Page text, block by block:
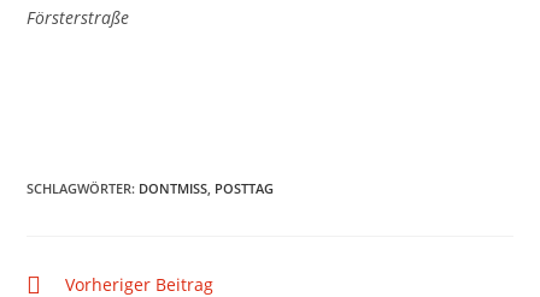
Försterstraße
SCHLAGWÖRTER: DONTMISS POSTTAG
Vorheriger Beitrag